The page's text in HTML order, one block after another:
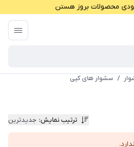
محصولات بروز هستن
/ سشوار های کپی
ترتیب نمایش: جدیدترین